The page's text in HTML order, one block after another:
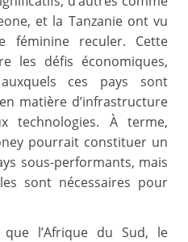
et la Tanzanie ont vu
féminine reculer. Cette
les défis économiques,
ces pays sont
matière d’infrastructure
technologies. À terme,
pourrait constituer un
sous-performants, mais
sont nécessaires pour
l’Afrique du Sud, le